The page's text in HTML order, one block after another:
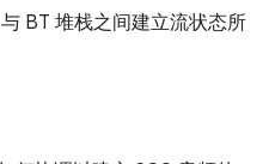
BT 堆栈之间建立流状态所